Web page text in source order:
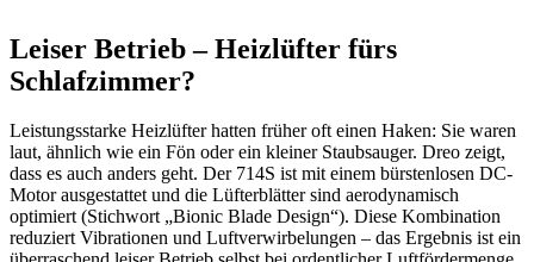
Leiser Betrieb – Heizlüfter fürs
Schlafzimmer?
Leistungsstarke Heizlüfter hatten früher oft einen Haken: Sie waren
laut, ähnlich wie ein Fön oder ein kleiner Staubsauger. Dreo zeigt,
dass es auch anders geht. Der 714S ist mit einem bürstenlosen DC-
Motor ausgestattet und die Lüfterblätter sind aerodynamisch
optimiert (Stichwort „Bionic Blade Design“). Diese Kombination
reduziert Vibrationen und Luftverwirbelungen – das Ergebnis ist ein